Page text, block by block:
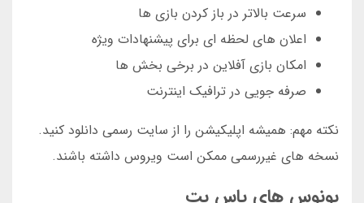
سرعت بالاتر در باز کردن بازی ها
اعلان های لحظه ای برای پیشنهادات ویژه
امکان بازی آفلاین در برخی بخش ها
صرفه جویی در ترافیک اینترنت
نکته مهم: همیشه اپلیکیشن را از سایت رسمی دانلود کنید.
نسخه های غیررسمی ممکن است ویروس داشته باشند.
بونوس های یاس بت